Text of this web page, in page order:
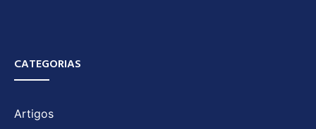
CATEGORIAS
Artigos